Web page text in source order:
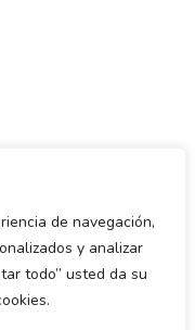
de navegación,
y analizar
todo” usted da su
Política de privacidad
Términos y condiciones